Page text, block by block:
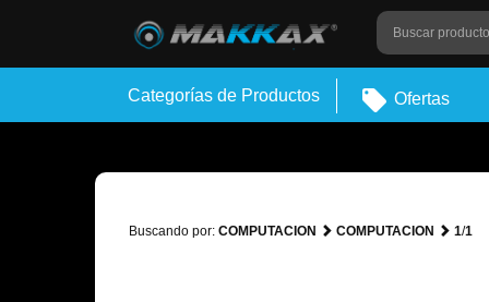
Categorías de Productos Ofertas
Buscando por: COMPUTACION COMPUTACION 1/1